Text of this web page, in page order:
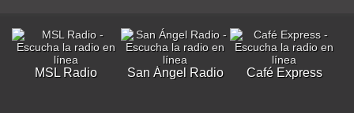
MSL Radio San Ángel Radio Café Express